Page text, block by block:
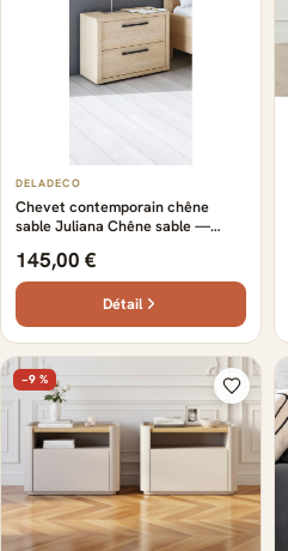
DELADECO
Chevet contemporain chêne
sable Juliana Chêne sable —
145,00 €
Détail
−9 %